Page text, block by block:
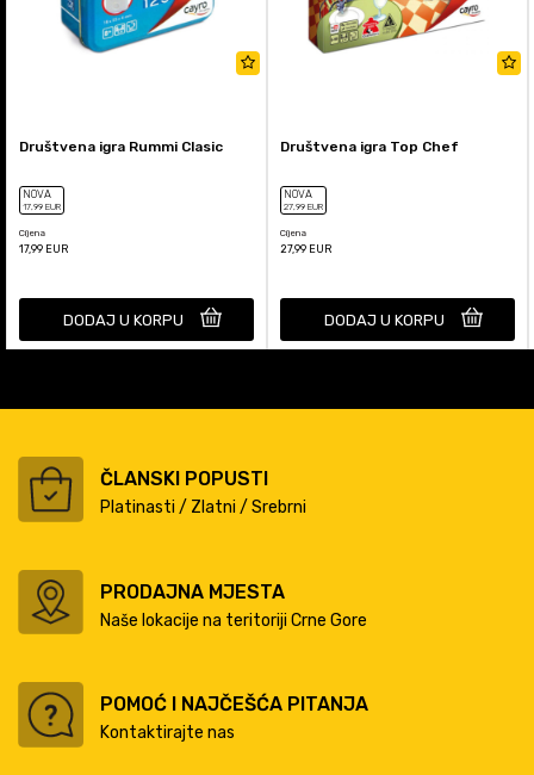
Društvena igra Rummi Clasic
NOVA
17,99 EUR
Cijena
17,99 EUR
DODAJ U KORPU
Društvena igra Top Chef
NOVA
27,99 EUR
Cijena
27,99 EUR
DODAJ U KORPU
ČLANSKI POPUSTI
Platinasti / Zlatni / Srebrni
PRODAJNA MJESTA
Naše lokacije na teritoriji Crne Gore
POMOĆ I NAJČEŠĆA PITANJA
Kontaktirajte nas